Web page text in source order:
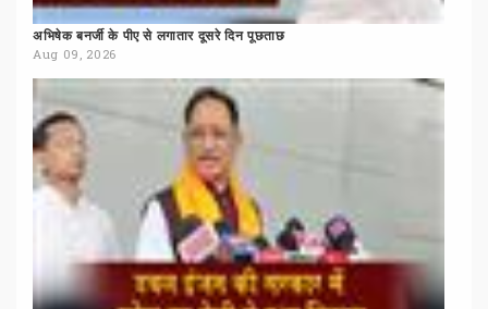
अभिषेक बनर्जी के पीए से लगातार दूसरे दिन पूछताछ
Aug 09, 2026